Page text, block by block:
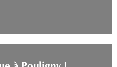
à Pouligny !